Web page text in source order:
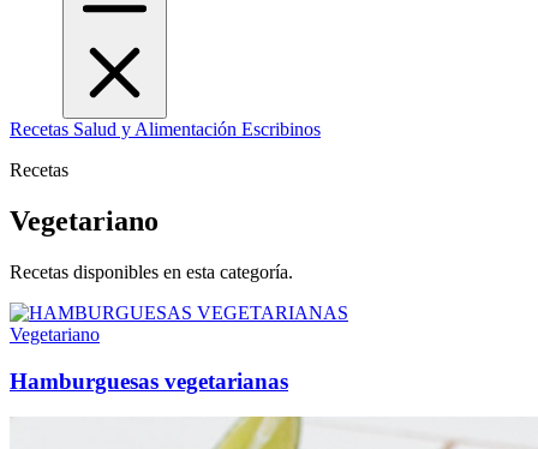
Recetas Salud y Alimentación Escribinos
Recetas
Vegetariano
Recetas disponibles en esta categoría.
Vegetariano
Hamburguesas vegetarianas